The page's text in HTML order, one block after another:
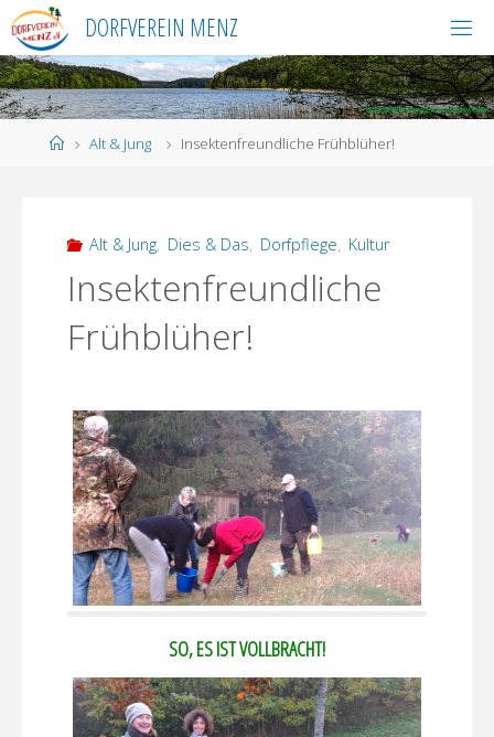
Skip
to
content
DORFVEREIN MENZ
HomeAlt & Jung Insektenfreundliche Frühblüher!
Alt & Jung, Dies & Das, Dorfpflege, Kultur
Insektenfreundliche
Frühblüher!
SO, ES IST VOLLBRACHT!